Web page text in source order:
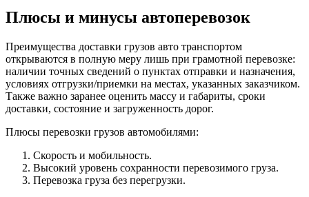
Плюсы и минусы автоперевозок
Преимущества доставки грузов авто транспортом
открываются в полную меру лишь при грамотной перевозке:
наличии точных сведений о пунктах отправки и назначения,
условиях отгрузки/приемки на местах, указанных заказчиком.
Также важно заранее оценить массу и габариты, сроки
доставки, состояние и загруженность дорог.
Плюсы перевозки грузов автомобилями:
Скорость и мобильность.
Высокий уровень сохранности перевозимого груза.
Перевозка груза без перегрузки.